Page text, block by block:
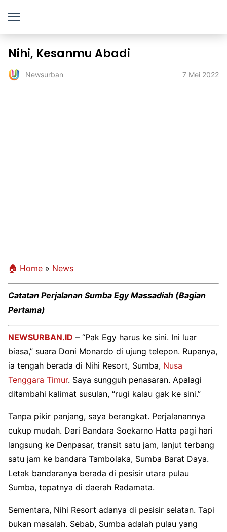
Nihi, Kesanmu Abadi
Newsurban 7 Mei 2022
🏠 Home » News
Catatan Perjalanan Sumba Egy Massadiah (Bagian
Pertama)
NEWSURBAN.ID – “Pak Egy harus ke sini. Ini luar
biasa,” suara Doni Monardo di ujung telepon. Rupanya,
ia tengah berada di Nihi Resort, Sumba, Nusa
Tenggara Timur. Saya sungguh penasaran. Apalagi
ditambahi kalimat susulan, “rugi kalau gak ke sini.”
Tanpa pikir panjang, saya berangkat. Perjalanannya
cukup mudah. Dari Bandara Soekarno Hatta pagi hari
langsung ke Denpasar, transit satu jam, lanjut terbang
satu jam ke bandara Tambolaka, Sumba Barat Daya.
Letak bandaranya berada di pesisir utara pulau
Sumba, tepatnya di daerah Radamata.
Sementara, Nihi Resort adanya di pesisir selatan. Tapi
bukan masalah. Sebab, Sumba adalah pulau yang